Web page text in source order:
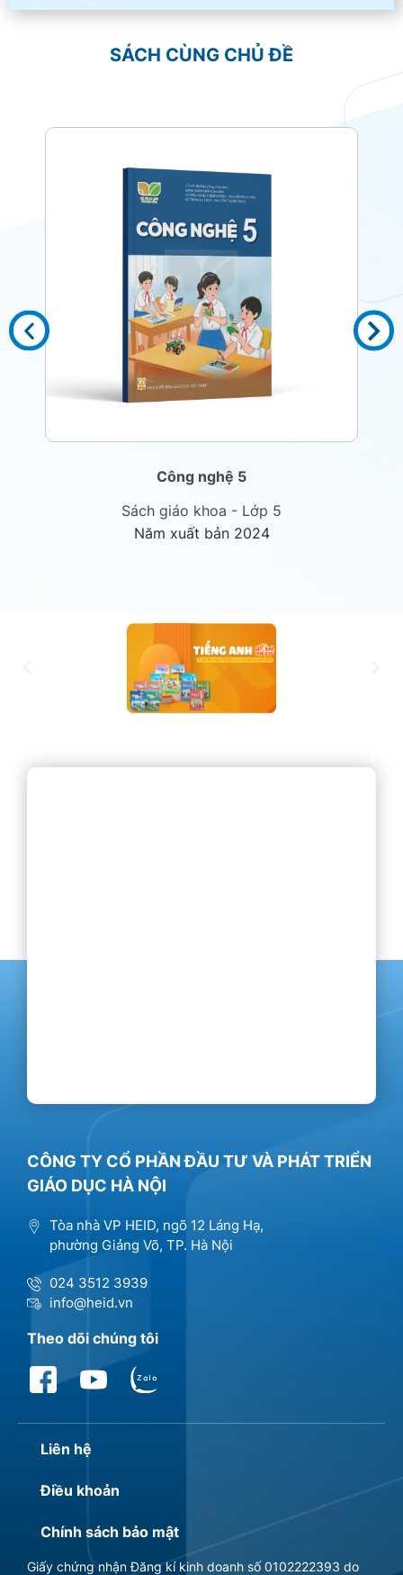
SÁCH CÙNG CHỦ ĐỀ
Công nghệ 5
Sách giáo khoa - Lớp 5
Năm xuất bản 2024
CÔNG TY CỔ PHẦN ĐẦU TƯ VÀ PHÁT TRIỂN
GIÁO DỤC HÀ NỘI
Tòa nhà VP HEID, ngõ 12 Láng Hạ,
phường Giảng Võ, TP. Hà Nội
024 3512 3939
info@heid.vn
Theo dõi chúng tôi
Liên hệ
Điều khoản
Chính sách bảo mật
Giấy chứng nhận Đăng kí kinh doanh số 0102222393 do